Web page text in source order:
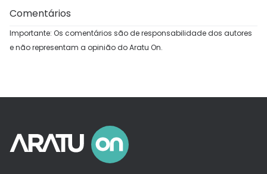
Comentários
Importante: Os comentários são de responsabilidade dos autores
e não representam a opinião do Aratu On.